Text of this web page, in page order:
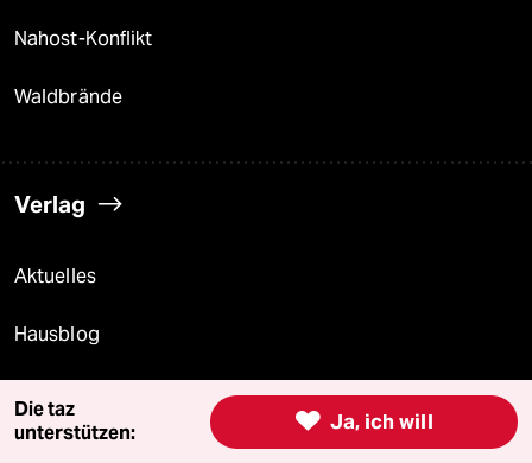
Nahost-Konflikt
Waldbrände
Verlag
Aktuelles
Hausblog
 Ja, ich will
Die taz
unterstützen: